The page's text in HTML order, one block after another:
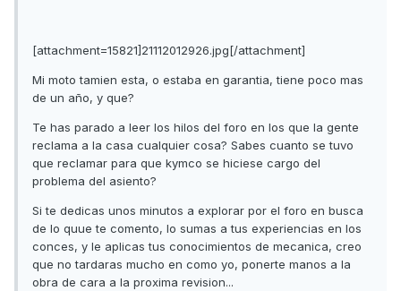
[attachment=15821]21112012926.jpg[/attachment]
Mi moto tamien esta, o estaba en garantia, tiene poco mas
de un año, y que?
Te has parado a leer los hilos del foro en los que la gente
reclama a la casa cualquier cosa? Sabes cuanto se tuvo
que reclamar para que kymco se hiciese cargo del
problema del asiento?
Si te dedicas unos minutos a explorar por el foro en busca
de lo quue te comento, lo sumas a tus experiencias en los
conces, y le aplicas tus conocimientos de mecanica, creo
que no tardaras mucho en como yo, ponerte manos a la
obra de cara a la proxima revision...